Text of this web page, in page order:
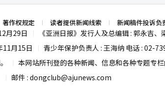
著作权规定 读者提供新闻线索 新闻稿件投诉负
月29日 《亚洲日报》发行人及总编辑 : 郭永吉、
11月15日
青少年保护负责人 : 王海纳 电话 : 02-
本网站所刊登的各种新闻、信息和各种专题专栏
邮件 : dongclub@ajunews.com